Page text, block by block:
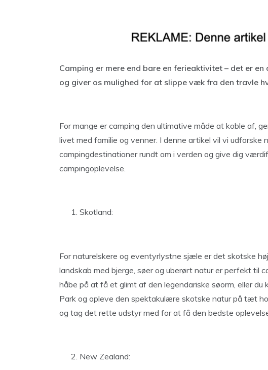
Camping er mere end bare en ferieaktivitet – det er
og giver os mulighed for at slippe væk fra den travle
For mange er camping den ultimative måde at koble af,
livet med familie og venner. I denne artikel vil vi udforske
campingdestinationer rundt om i verden og give dig
campingoplevelse.
Skotland:
For naturelskere og eventyrlystne sjæle er det skotske
landskab med bjerge, søer og uberørt natur er perfekt til
håbe på at få et glimt af den legendariske søorm, eller du
Park og opleve den spektakulære skotske natur på tæt
og tag det rette udstyr med for at få den bedste
New Zealand: